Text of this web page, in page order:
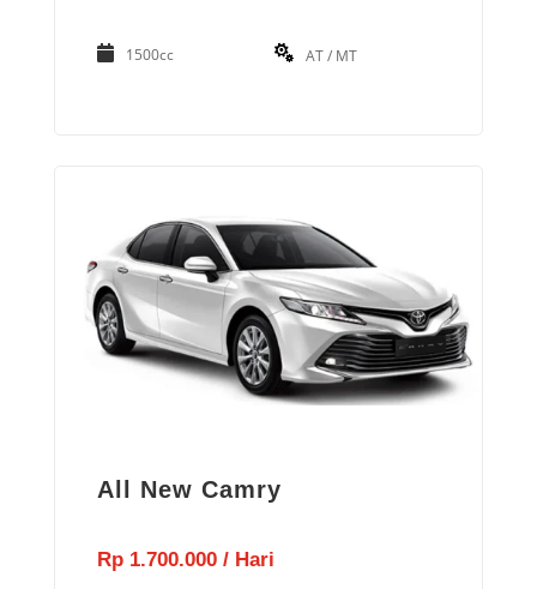
1500cc AT / MT
All New Camry
Rp 1.700.000 / Hari